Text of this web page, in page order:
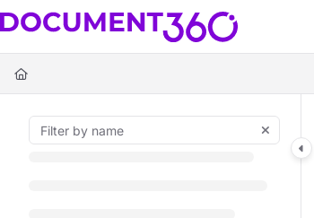
Documentation Index
Fetch the complete documentation index at:
Use this file to discover all available pages before